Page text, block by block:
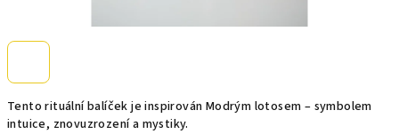
Tento rituální balíček je inspirován Modrým lotosem – symbolem
intuice, znovuzrození a mystiky.